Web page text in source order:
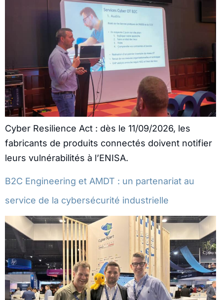
Cyber Resilience Act : dès le 11/09/2026, les
fabricants de produits connectés doivent notifier
leurs vulnérabilités à l’ENISA.
B2C Engineering et AMDT : un partenariat au
service de la cybersécurité industrielle